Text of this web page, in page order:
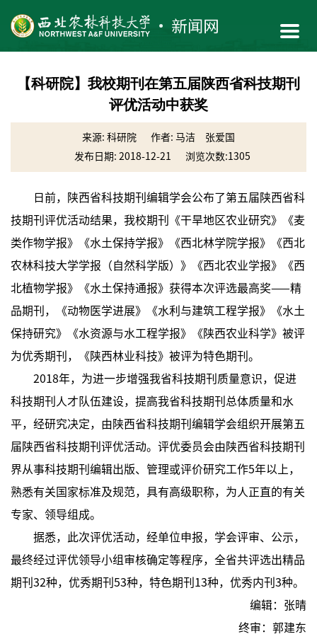
【科研院】我校期刊在第五届陕西省科技期刊
评优活动中获奖
来源: 科研院
作者: 马洁 张爱国
发布日期: 2018-12-21
浏览次数:1305
日前，陕西省科技期刊编辑学会公布了第五届陕西省科
技期刊评优活动结果，我校期刊《干旱地区农业研究》《麦
类作物学报》《水土保持学报》《西北林学院学报》《西北
农林科技大学学报（自然科学版）》《西北农业学报》《西
北植物学报》《水土保持通报》获得本次评选最高奖——精
品期刊，《动物医学进展》《水利与建筑工程学报》《水土
保持研究》《水资源与水工程学报》《陕西农业科学》被评
为优秀期刊，《陕西林业科技》被评为特色期刊。
2018年，为进一步增强我省科技期刊质量意识，促进
科技期刊人才队伍建设，提高我省科技期刊总体质量和水
平，经研究决定，由陕西省科技期刊编辑学会组织开展第五
届陕西省科技期刊评优活动。评优委员会由陕西省科技期刊
界从事科技期刊编辑出版、管理或评价研究工作5年以上，
熟悉有关国家标准及规范，具有高级职称，为人正直的有关
专家、领导组成。
据悉，此次评优活动，经单位申报，学会评审、公示，
最终经过评优领导小组审核确定等程序，全省共评选出精品
期刊32种，优秀期刊53种，特色期刊13种，优秀内刊3种。
编辑：张晴
终审：郭建东